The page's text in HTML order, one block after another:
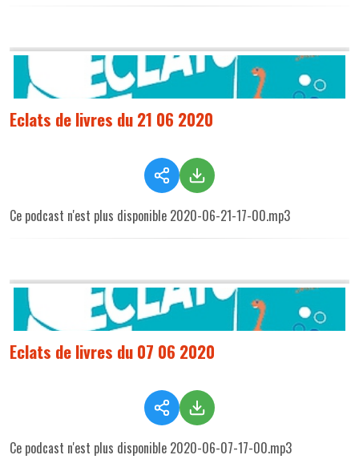
Eclats de livres du 21 06 2020
Ce podcast n'est plus disponible 2020-06-21-17-00.mp3
Eclats de livres du 07 06 2020
Ce podcast n'est plus disponible 2020-06-07-17-00.mp3